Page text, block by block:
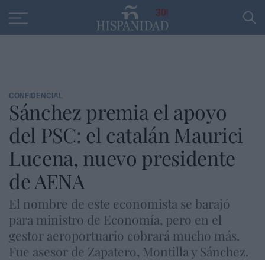
30
CONFIDENCIAL
Sánchez premia el apoyo
del PSC: el catalán Maurici
Lucena, nuevo presidente
de AENA
El nombre de este economista se barajó
para ministro de Economía, pero en el
gestor aeroportuario cobrará mucho más.
Fue asesor de Zapatero, Montilla y Sánchez.